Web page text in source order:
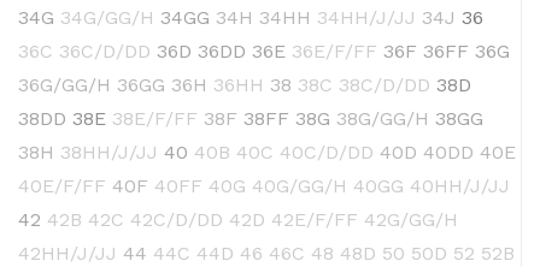
34G 34G/GG/H 34GG 34H 34HH 34HH/J/JJ 34J 36
36C 36C/D/DD 36D 36DD 36E 36E/F/FF 36F 36FF 36G
36G/GG/H 36GG 36H 36HH 38 38C 38C/D/DD 38D
38DD 38E 38E/F/FF 38F 38FF 38G 38G/GG/H 38GG
38H 38HH/J/JJ 40 40B 40C 40C/D/DD 40D 40DD 40E
40E/F/FF 40F 40FF 40G 40G/GG/H 40GG 40HH/J/JJ
42 42B 42C 42C/D/DD 42D 42E/F/FF 42G/GG/H
42HH/J/JJ 44 44C 44D 46 46C 48 48D 50 50D 52 52B